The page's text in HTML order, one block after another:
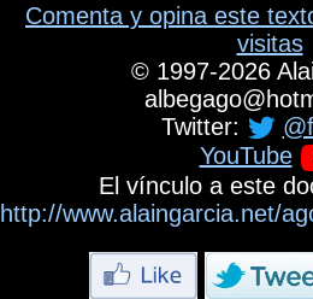
Comenta y opina este
visitas
©1997-2026
albegago@
Twitter:
YouTube
El vínculo a este
http://www.alaingarcia.net/